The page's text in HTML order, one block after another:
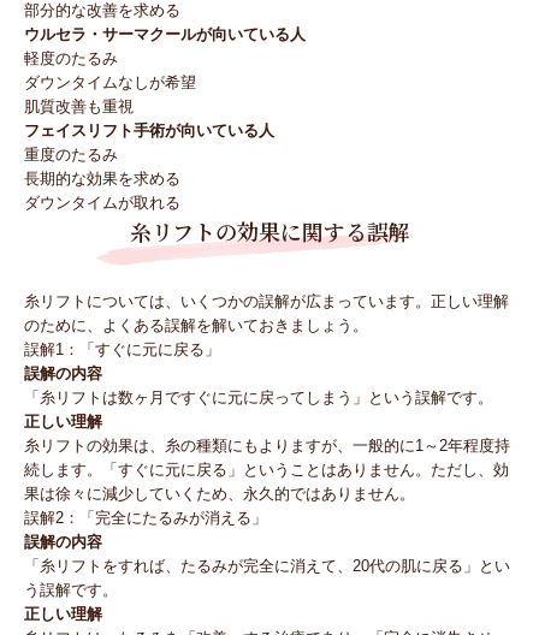
部分的な改善を求める
ウルセラ・サーマクールが向いている人
軽度のたるみ
ダウンタイムなしが希望
肌質改善も重視
フェイスリフト手術が向いている人
重度のたるみ
長期的な効果を求める
ダウンタイムが取れる
糸リフトの効果に関する誤解
糸リフトについては、いくつかの誤解が広まっています。正しい理解
のために、よくある誤解を解いておきましょう。
誤解1：「すぐに元に戻る」
誤解の内容
「糸リフトは数ヶ月ですぐに元に戻ってしまう」という誤解です。
正しい理解
糸リフトの効果は、糸の種類にもよりますが、一般的に1～2年程度持
続します。「すぐに元に戻る」ということはありません。ただし、効
果は徐々に減少していくため、永久的ではありません。
誤解2：「完全にたるみが消える」
誤解の内容
「糸リフトをすれば、たるみが完全に消えて、20代の肌に戻る」とい
う誤解です。
正しい理解